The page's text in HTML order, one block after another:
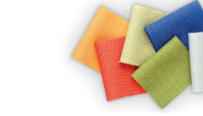
Сконфигурируйте маркизы мгновенно
узнайте её стоимость. Выберите тип
конструкции, размеры и дополнительные
опции — калькулятор покажет итоговую